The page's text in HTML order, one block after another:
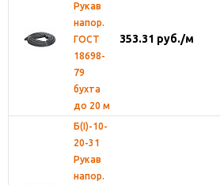
Рукав
напор.
ГОСТ
18698-
79
бухта
до 20 м
353.31 руб./м
Б(I)-10-
20-31
Рукав
напор.